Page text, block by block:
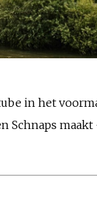
in het